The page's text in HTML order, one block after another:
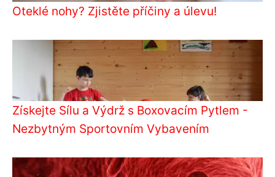
Oteklé nohy? Zjistěte příčiny a úlevu!
Získejte Sílu a Výdrž s Boxovacím Pytlem -
Nezbytným Sportovním Vybavením